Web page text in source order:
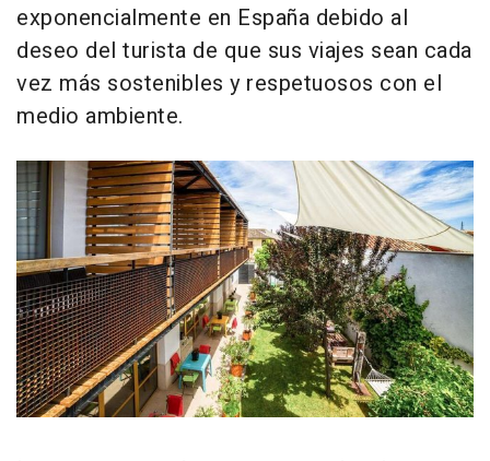
exponencialmente en España debido al
deseo del turista de que sus viajes sean cada
vez más sostenibles y respetuosos con el
medio ambiente.